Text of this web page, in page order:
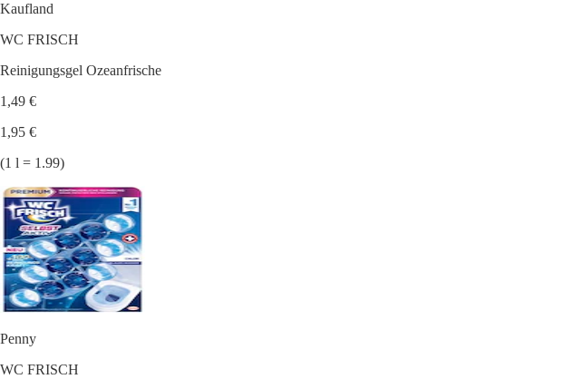
Kaufland
WC FRISCH
Reinigungsgel Ozeanfrische
1,49 €
1,95 €
(1 l = 1.99)
Penny
WC FRISCH